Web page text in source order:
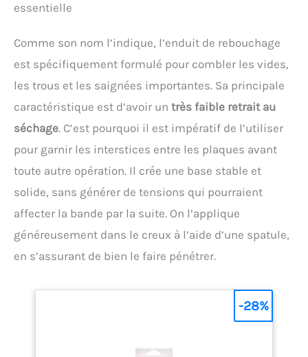
essentielle
Comme son nom l’indique, l’enduit de rebouchage
est spécifiquement formulé pour combler les vides,
les trous et les saignées importantes. Sa principale
caractéristique est d’avoir un très faible retrait au
séchage. C’est pourquoi il est impératif de l’utiliser
pour garnir les interstices entre les plaques avant
toute autre opération. Il crée une base stable et
solide, sans générer de tensions qui pourraient
affecter la bande par la suite. On l’applique
généreusement dans le creux à l’aide d’une spatule,
en s’assurant de bien le faire pénétrer.
-28%